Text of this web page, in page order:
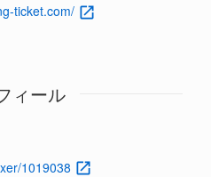
ticket.com/
ィール
1019038